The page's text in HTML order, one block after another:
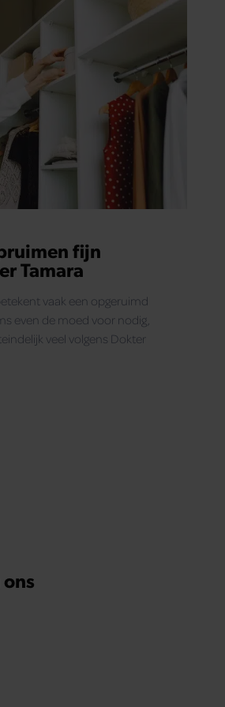
fijn
Tamara
vaak een opgeruimd
even de moed voor nodig,
veel volgens Dokter